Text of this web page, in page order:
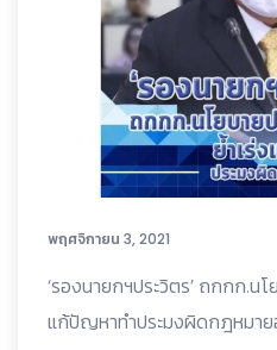
พฤศจิกายน 3, 2021
‘รองนายกฯประวิตร’ ถกกก.น
แก้ปัญหาทำประมงผิดกฎหมาย